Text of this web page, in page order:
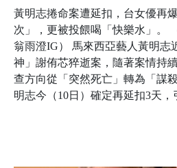
黃明志捲命案遭延扣，台女優再
次」，更被投餵喝「快樂水」。
翁雨澄IG） 馬來西亞藝人黃明志
神」謝侑芯猝逝案，隨著案情持
查方向從「突然死亡」轉為「謀
明志今（10日）確定再延扣3天，